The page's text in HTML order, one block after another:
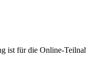
ist für die Online-